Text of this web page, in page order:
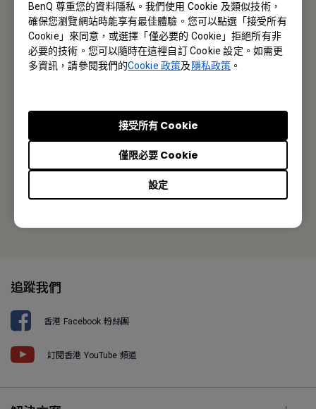
BenQ 尊重您的資料隱私。我們使用 Cookie 及類似技術，
確保您瀏覽網站時能享有最佳體驗。您可以點選「接受所有
Cookie」來同意，或選擇「僅必要的 Cookie」拒絕所有非
必要的技術。您可以隨時在這裡自訂 Cookie 設定。如需更
多資訊，請參閱我們的Cookie 政策及 隱私政策。
設定
僅限必要 Cookie
接受所有 Cookie
BenQ 香港
香港九龍荔枝角長沙灣道777-779號天安工業大廈10樓A-2室
追蹤我們
香港 Facebook 粉絲團
訂閱香港 YouTube 頻道